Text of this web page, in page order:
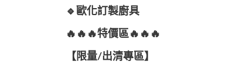
🔹歐化訂製廚具
🔥🔥🔥特價區🔥🔥🔥
【限量/出清專區】